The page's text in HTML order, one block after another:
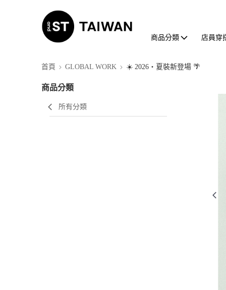
商品分類 店員穿
首頁 GLOBAL WORK ☀️ 2026・夏裝新登場 🌴
商品分類
所有分類